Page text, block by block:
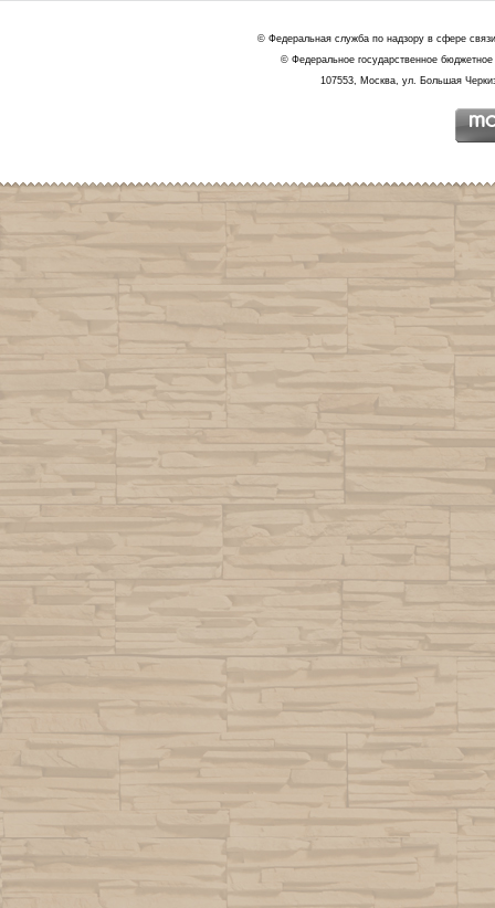
© Федеральная служба по надзору в сфере
© Федеральное государственное
107553, Москва, ул. Большая